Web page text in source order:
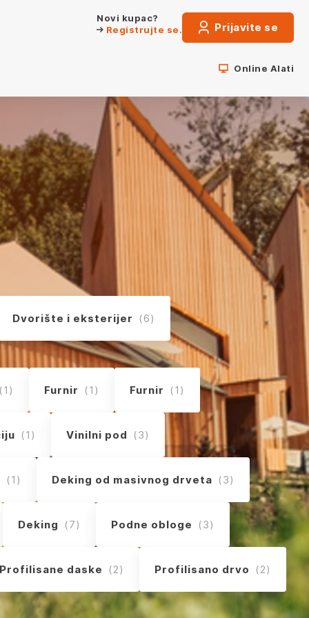
Novi kupac?
Registrujte se.
Prijavite se
Online Alati
Dvorište i eksterijer (6)
Furnir (1) Furnir (1)
(1) Vinilni pod (3)
(1) Deking od masivnog drveta (3)
Deking (7) Podne obloge (3)
Profilisane daske (2) Profilisano drvo (2)